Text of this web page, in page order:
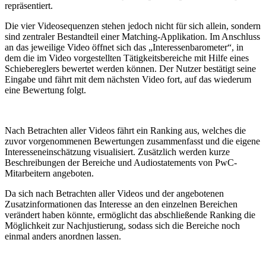
repräsentiert.
Die vier Videosequenzen stehen jedoch nicht für sich allein, sondern
sind zentraler Bestandteil einer Matching-Applikation. Im Anschluss
an das jeweilige Video öffnet sich das „Interessenbarometer“, in
dem die im Video vorgestellten Tätigkeitsbereiche mit Hilfe eines
Schiebereglers bewertet werden können. Der Nutzer bestätigt seine
Eingabe und fährt mit dem nächsten Video fort, auf das wiederum
eine Bewertung folgt.
Nach Betrachten aller Videos fährt ein Ranking aus, welches die
zuvor vorgenommenen Bewertungen zusammenfasst und die eigene
Interesseneinschätzung visualisiert. Zusätzlich werden kurze
Beschreibungen der Bereiche und Audiostatements von PwC-
Mitarbeitern angeboten.
Da sich nach Betrachten aller Videos und der angebotenen
Zusatzinformationen das Interesse an den einzelnen Bereichen
verändert haben könnte, ermöglicht das abschließende Ranking die
Möglichkeit zur Nachjustierung, sodass sich die Bereiche noch
einmal anders anordnen lassen.